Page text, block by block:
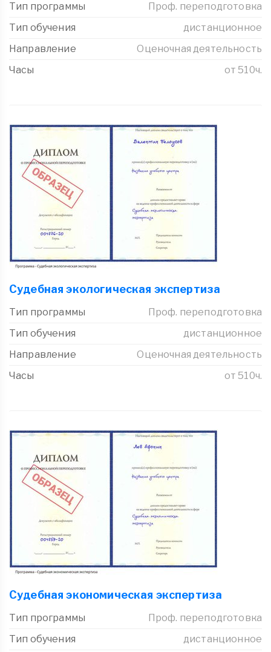
Тип программы
Проф. переподготовка
Тип обучения
дистанционное
Направление
Оценочная деятельность
Часы
от 510ч.
Судебная экологическая экспертиза
Тип программы
Проф. переподготовка
Тип обучения
дистанционное
Направление
Оценочная деятельность
Часы
от 510ч.
Судебная экономическая экспертиза
Тип программы
Проф. переподготовка
Тип обучения
дистанционное